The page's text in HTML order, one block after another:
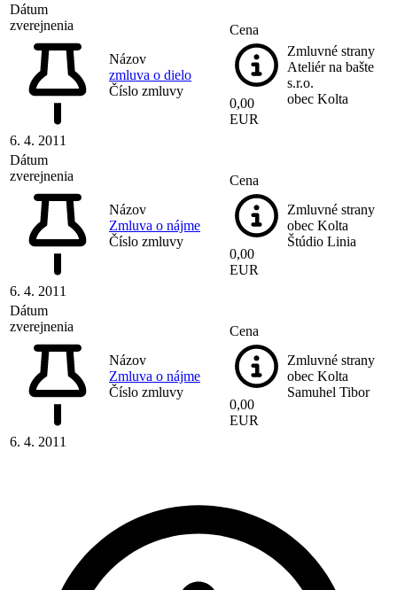
Dátum
zverejnenia
6. 4. 2011
Názov
zmluva o dielo
Číslo zmluvy
Cena
0,00
EUR
Zmluvné strany
Ateliér na bašte
s.r.o.
obec Kolta
Dátum
zverejnenia
6. 4. 2011
Názov
Zmluva o nájme
Číslo zmluvy
Cena
0,00
EUR
Zmluvné strany
obec Kolta
Štúdio Linia
Dátum
zverejnenia
6. 4. 2011
Názov
Zmluva o nájme
Číslo zmluvy
Cena
0,00
EUR
Zmluvné strany
obec Kolta
Samuhel Tibor